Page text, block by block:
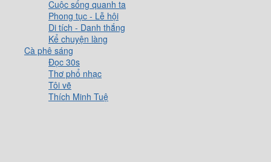
Cuộc sống quanh ta
Phong tục - Lễ hội
Di tích - Danh thắng
Kể chuyện làng
Cà phê sáng
Đọc 30s
Thơ phổ nhạc
Tôi vẽ
Thích Minh Tuệ